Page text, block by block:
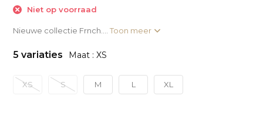
Niet op voorraad
Nieuwe collectie Frnch....Toon meer
5 variaties Maat : XS
XS S M L XL